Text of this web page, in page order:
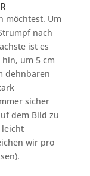
möchtest. Um
nach
ist es
um 5 cm
dehnbaren
sicher
dem Bild zu
leicht
wir pro